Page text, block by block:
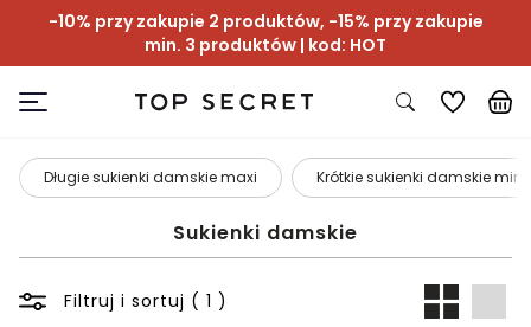
-10% przy zakupie 2 produktów, -15% przy zakupie
min. 3 produktów | kod: HOT
Długie sukienki damskie maxi Krótkie sukienki damskie mini
Sukienki damskie
Filtruj i sortuj ( 1 )